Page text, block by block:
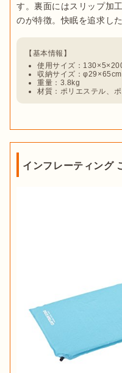
す。裏面にはスリップ加
使用サイズ：
収納サイズ：φ29×65cm
重量：3.8kg
材質：ポリエステル、
インフレーティング